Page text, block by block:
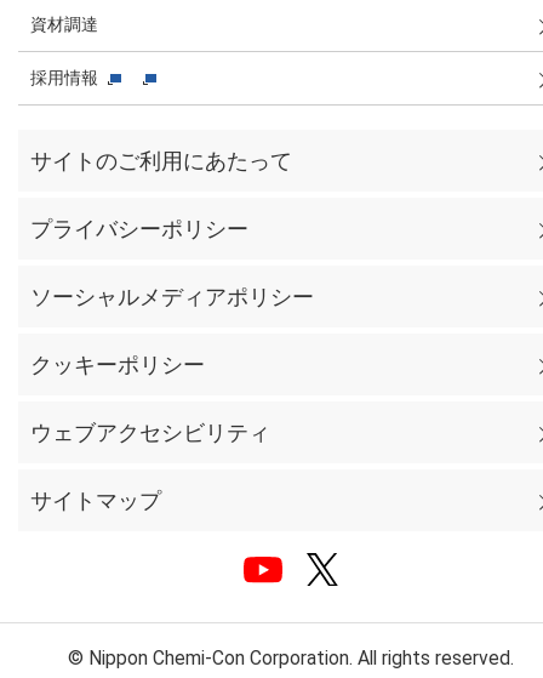
資材調達
採用情報
サイトのご利用にあたって
プライバシーポリシー
ソーシャルメディアポリシー
クッキーポリシー
ウェブアクセシビリティ
サイトマップ
© Nippon Chemi-Con Corporation. All rights reserved.